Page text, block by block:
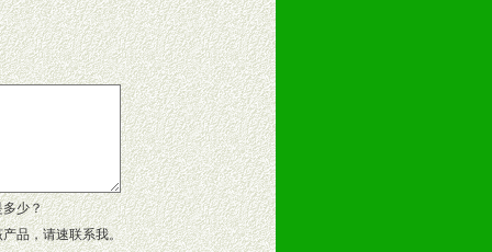
作手册、专柜咨询手册等各种市
多少？
品，请速联系我。